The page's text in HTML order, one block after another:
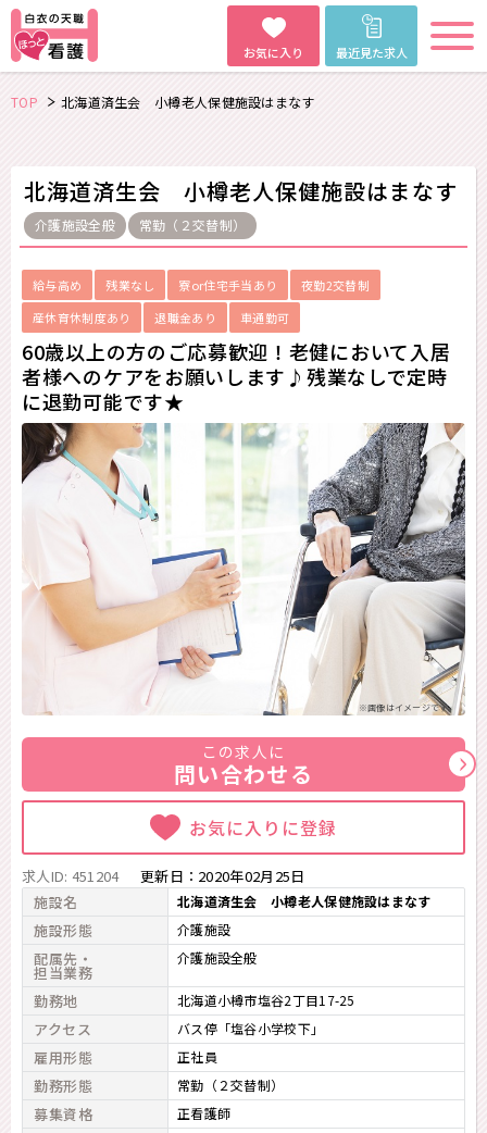
お気に入り 最近見た求人
TOP 北海道済生会 小樽老人保健施設はまなす
北海道済生会 小樽老人保健施設はまなす
介護施設全般 常勤（２交替制）
給与高め 残業なし 寮or住宅手当あり
夜勤2交替制
産休育休制度あり
退職金あり 車通勤可
60歳以上の方のご応募歓迎！老健において入居
者様へのケアをお願いします♪残業なしで定時
に退勤可能です★
※画像はイメージです。
この求人に
問い合わせる
お気に入りに登録
求人ID: 451204 更新日： 2020年02月25日
施設名
北海道済生会 小樽老人保健施設はまなす
施設形態 介護施設
配属先・
担当業務
介護施設全般
勤務地 北海道小樽市塩谷2丁目17-25
アクセス バス停「塩谷小学校下」
雇用形態 正社員
勤務形態 常勤（２交替制）
募集資格 正看護師